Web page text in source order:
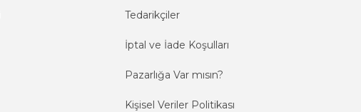
Tedarikçiler
İptal ve İade Koşulları
Pazarlığa Var mısın?
Kişisel Veriler Politikası